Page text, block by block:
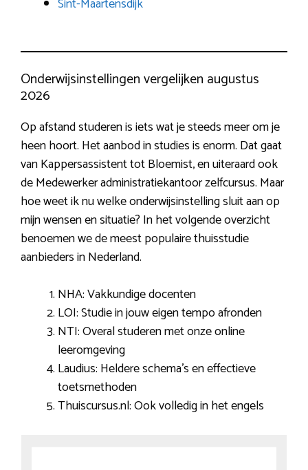
Sint-Maartensdijk
Onderwijsinstellingen vergelijken augustus
2026
Op afstand studeren is iets wat je steeds meer om je
heen hoort. Het aanbod in studies is enorm. Dat gaat
van Kappersassistent tot Bloemist, en uiteraard ook
de Medewerker administratiekantoor zelfcursus. Maar
hoe weet ik nu welke onderwijsinstelling sluit aan op
mijn wensen en situatie? In het volgende overzicht
benoemen we de meest populaire thuisstudie
aanbieders in Nederland.
NHA: Vakkundige docenten
LOI: Studie in jouw eigen tempo afronden
NTI: Overal studeren met onze online
leeromgeving
Laudius: Heldere schema’s en effectieve
toetsmethoden
Thuiscursus.nl: Ook volledig in het engels